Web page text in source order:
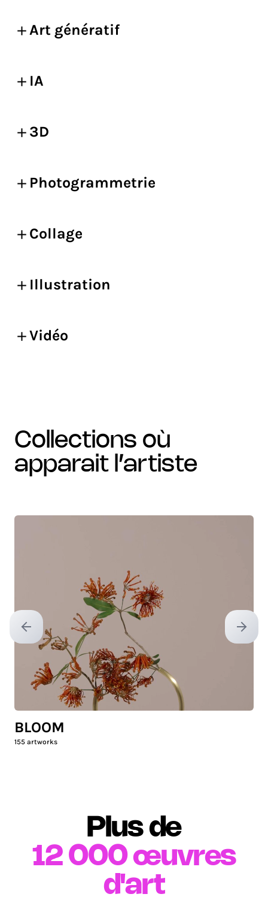
Art génératif
IA
3D
Photogrammetrie
Collage
Illustration
Vidéo
collections où
apparait l’artiste
Previous slide Next
BLOOM
155 artworks
Plus de
12 000 œuvres
d'art